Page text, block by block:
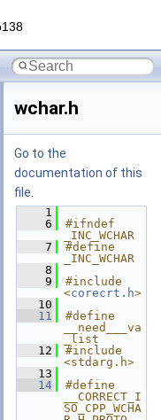
wchar.h
Go to the
documentation of this
file.
    1
    6
#ifndef
_INC_WCHAR
    7
#define
_INC_WCHAR
    8
    9
#include
<corecrt.h>
   10
   11
#define
__need___va
_list
   12
#include
<stdarg.h>
   13
   14
#define
__CORRECT_I
SO_CPP_WCHA